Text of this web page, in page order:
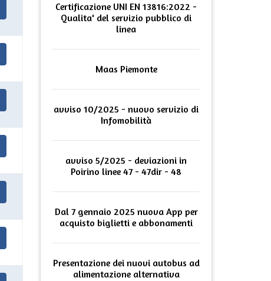
Certificazione UNI EN 13816:2022 -
Qualita' del servizio pubblico di
linea
Maas Piemonte
avviso 10/2025 - nuovo servizio di
Infomobilità
avviso 5/2025 - deviazioni in
Poirino linee 47 - 47dir - 48
Dal 7 gennaio 2025 nuova App per
acquisto biglietti e abbonamenti
Presentazione dei nuovi autobus ad
alimentazione alternativa